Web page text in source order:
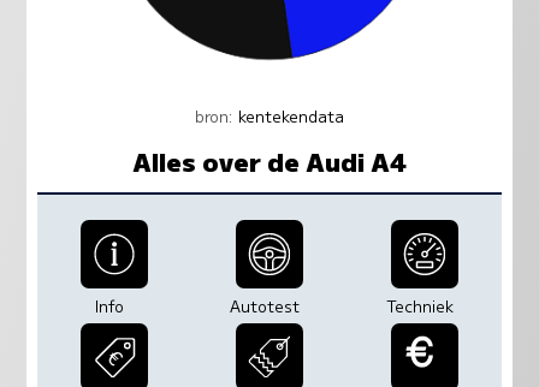
bron: kentekendata
Alles over de Audi A4
Info Autotest Techniek